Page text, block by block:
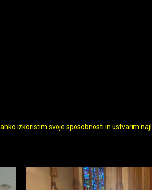
izkoristim svoje sposobnosti in ustvarim